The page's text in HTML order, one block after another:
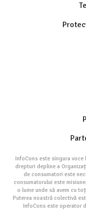
InfoCons este singura voce
drepturi depline a
de consumatori este
consumatorului este
o lume unde să avem cu
Puterea noastră colectivă
InfoCons este operator